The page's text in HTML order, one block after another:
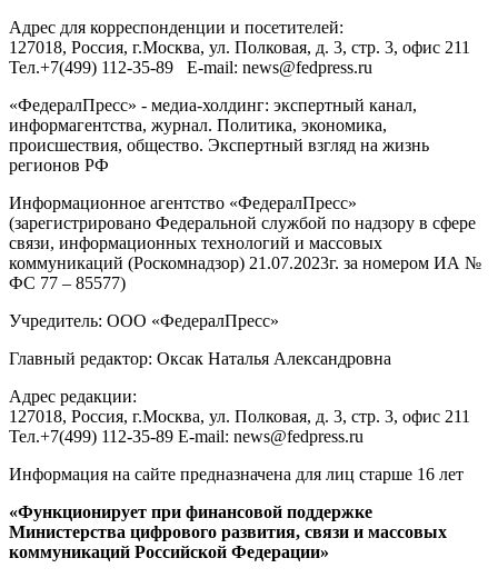
Адрес для корреспонденции и посетителей:
127018, Россия, г.Москва, ул. Полковая, д. 3, стр. 3, офис 211
Тел.+7(499) 112-35-89 E-mail: news@fedpress.ru
«ФедералПресс» - медиа-холдинг: экспертный канал,
информагентства, журнал. Политика, экономика,
происшествия, общество. Экспертный взгляд на жизнь
регионов РФ
Информационное агентство «ФедералПресс»
(зарегистрировано Федеральной службой по надзору в сфере
связи, информационных технологий и массовых
коммуникаций (Роскомнадзор) 21.07.2023г. за номером ИА №
ФС 77 – 85577)
Учредитель: ООО «ФедералПресс»
Главный редактор: Оксак Наталья Александровна
Адрес редакции:
127018, Россия, г.Москва, ул. Полковая, д. 3, стр. 3, офис 211
Тел.+7(499) 112-35-89 E-mail: news@fedpress.ru
Информация на сайте предназначена для лиц старше 16 лет
«Функционирует при финансовой поддержке
Министерства цифрового развития, связи и массовых
коммуникаций Российской Федерации»